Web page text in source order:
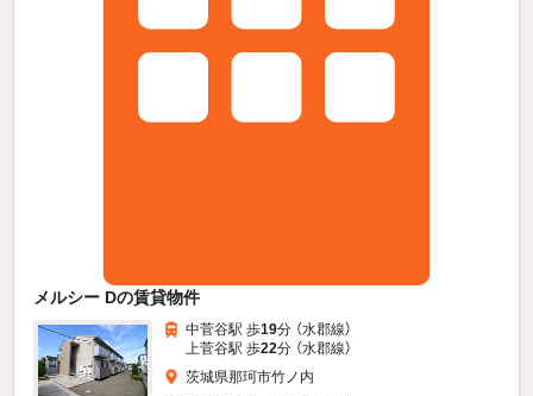
メルシー Dの賃貸物件
中菅谷駅 歩19分 （水郡線）
上菅谷駅 歩22分 （水郡線）
茨城県那珂市竹ノ内